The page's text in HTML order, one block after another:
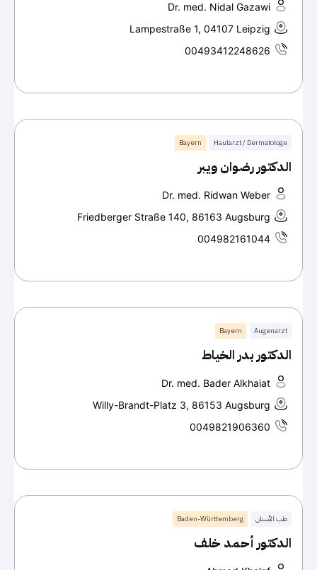
Dr. med. Nidal Gazawi
Lampestraße 1, 04107 Leipzig
00493412248626
Hautarzt / Dermatologe
Bayern
الدكتور رضوان ويبر
Dr. med. Ridwan Weber
Friedberger Straße 140, 86163 Augsburg
004982161044
Augenarzt
Bayern
الدكتور بدر الخياط
Dr. med. Bader Alkhaiat
Willy-Brandt-Platz 3, 86153 Augsburg
0049821906360
طب الأسنان Baden-Württemberg
الدكتور أحمد خلف